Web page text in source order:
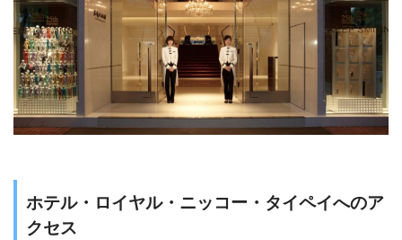
ホテル・ロイヤル・ニッコー・タイペイへのア
クセス